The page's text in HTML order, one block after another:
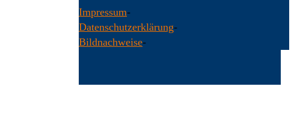
Impressum-
Datenschutzerklärung-
Bildnachweise-
to